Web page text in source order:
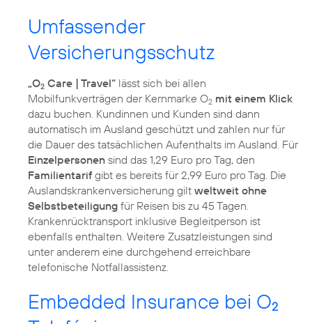
Umfassender
Versicherungsschutz
„O2 Care | Travel“ lässt sich bei allen
Mobilfunkverträgen der Kernmarke O2 mit einem Klick
dazu buchen. Kundinnen und Kunden sind dann
automatisch im Ausland geschützt und zahlen nur für
die Dauer des tatsächlichen Aufenthalts im Ausland. Für
Einzelpersonen sind das 1,29 Euro pro Tag, den
Familientarif gibt es bereits für 2,99 Euro pro Tag. Die
Auslandskrankenversicherung gilt weltweit ohne
Selbstbeteiligung für Reisen bis zu 45 Tagen.
Krankenrücktransport inklusive Begleitperson ist
ebenfalls enthalten. Weitere Zusatzleistungen sind
unter anderem eine durchgehend erreichbare
telefonische Notfallassistenz.
Embedded Insurance bei O2